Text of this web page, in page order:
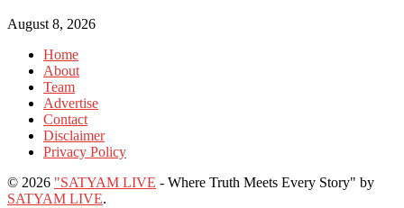
August 8, 2026
Home
About
Team
Advertise
Contact
Disclaimer
Privacy Policy
© 2026 "SATYAM LIVE - Where Truth Meets Every Story" by
SATYAM LIVE.